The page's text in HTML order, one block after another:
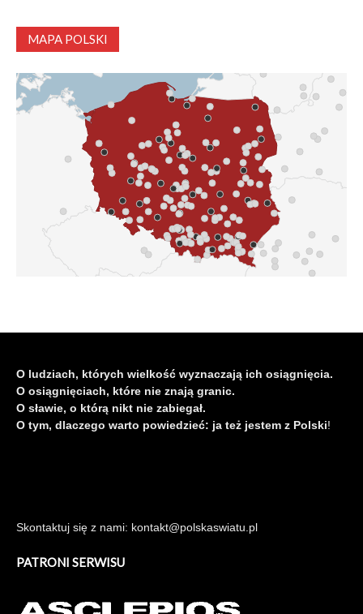
MAPA POLSKI
O ludziach, których wielkość wyznaczają ich osiągnięcia.
O osiągnięciach, które nie znają granic.
O sławie, o którą nikt nie zabiegał.
O tym, dlaczego warto powiedzieć: ja też jestem z Polski!
Skontaktuj się z nami: kontakt@polskaswiatu.pl
PATRONI SERWISU